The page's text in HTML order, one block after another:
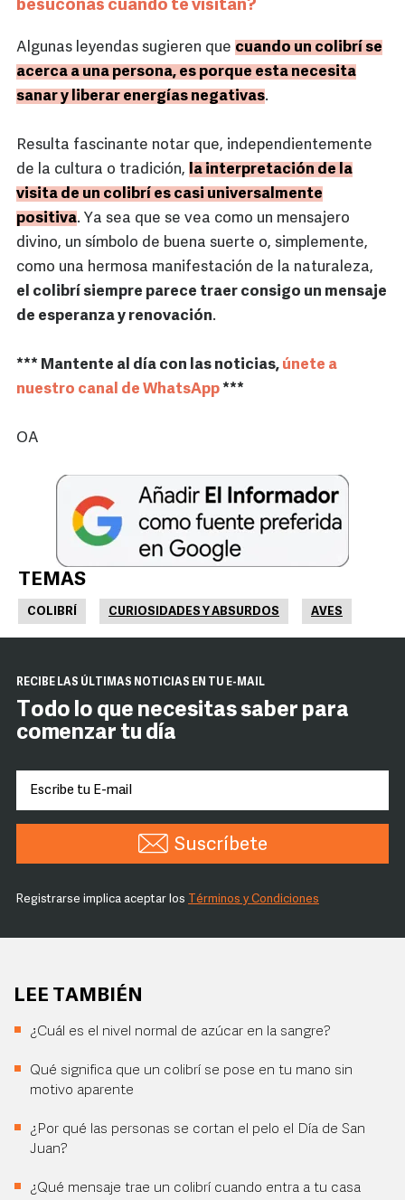
besuconas cuando te visitan?
Algunas leyendas sugieren que cuando un colibrí se
acerca a una persona, es porque esta necesita
sanar y liberar energías negativas.
Resulta fascinante notar que, independientemente
de la cultura o tradición, la interpretación de la
visita de un colibrí es casi universalmente
positiva. Ya sea que se vea como un mensajero
divino, un símbolo de buena suerte o, simplemente,
como una hermosa manifestación de la naturaleza,
el colibrí siempre parece traer consigo un mensaje
de esperanza y renovación.
*** Mantente al día con las noticias, únete a
nuestro canal de WhatsApp***
OA
TEMAS
COLIBRÍ CURIOSIDADES Y ABSURDOS AVES
RECIBE LAS ÚLTIMAS NOTICIAS EN TU E-MAIL
Todo lo que necesitas saber para
comenzar tu día
Suscríbete
Registrarse implica aceptar los Términos y Condiciones
LEE TAMBIÉN
¿Cuál es el nivel normal de azúcar en la sangre?
Qué significa que un colibrí se pose en tu mano sin
motivo aparente
¿Por qué las personas se cortan el pelo el Día de San
Juan?
¿Qué mensaje trae un colibrí cuando entra a tu casa